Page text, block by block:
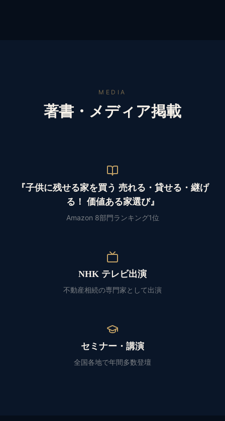
MEDIA
著書・メディア掲載
『子供に残せる家を買う 売れる・貸せる・継げ
る！ 価値ある家選び』
Amazon 8部門ランキング1位
NHK テレビ出演
不動産相続の専門家として出演
セミナー・講演
全国各地で年間多数登壇